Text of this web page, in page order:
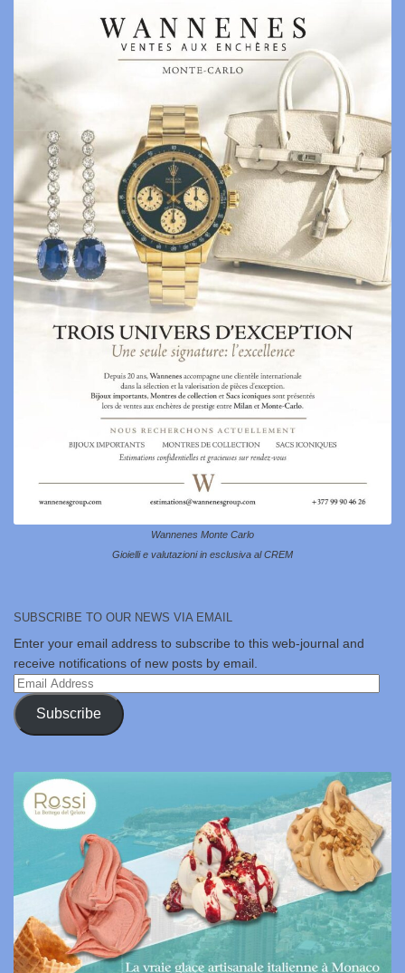
Wannenes Monte Carlo
Gioielli e valutazioni in esclusiva al CREM
SUBSCRIBE TO OUR NEWS VIA EMAIL
Enter your email address to subscribe to this web-journal and
receive notifications of new posts by email.
Email
Address
Subscribe